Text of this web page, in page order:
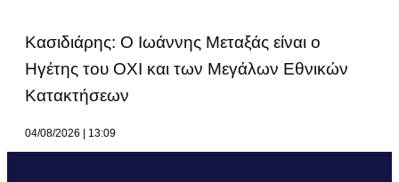
Κασιδιάρης: Ο Ιωάννης Μεταξάς είναι ο
Ηγέτης του ΟΧΙ και των Μεγάλων Εθνικών
Κατακτήσεων
04/08/2026 13:09